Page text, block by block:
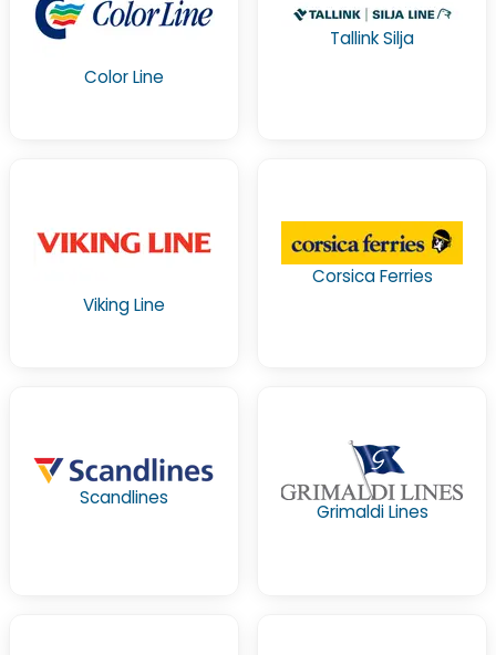
Color Line
Tallink Silja
Viking Line
Corsica Ferries
Scandlines
Grimaldi Lines